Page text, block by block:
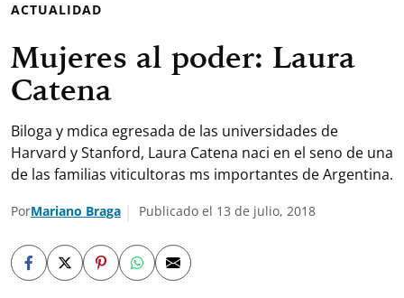
ACTUALIDAD
Mujeres al poder: Laura
Catena
Biloga y mdica egresada de las universidades de
Harvard y Stanford, Laura Catena naci en el seno de una
de las familias viticultoras ms importantes de Argentina.
PorMariano Braga Publicado el 13 de julio, 2018